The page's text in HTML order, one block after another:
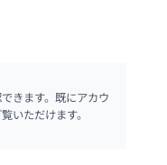
きます。既にアカウ
いただけます。